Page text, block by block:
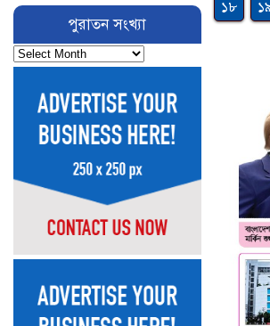
পুরাতন সংখ্যা
পুরাতন
সংখ্যা
১৮